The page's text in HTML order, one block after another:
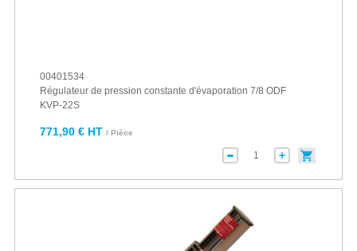
00401534
Régulateur de pression constante d'évaporation 7/8 ODF
KVP-22S
771,90 € HT / Pièce